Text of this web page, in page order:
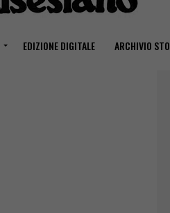
EDIZIONE DIGITALE ARCHIVIO